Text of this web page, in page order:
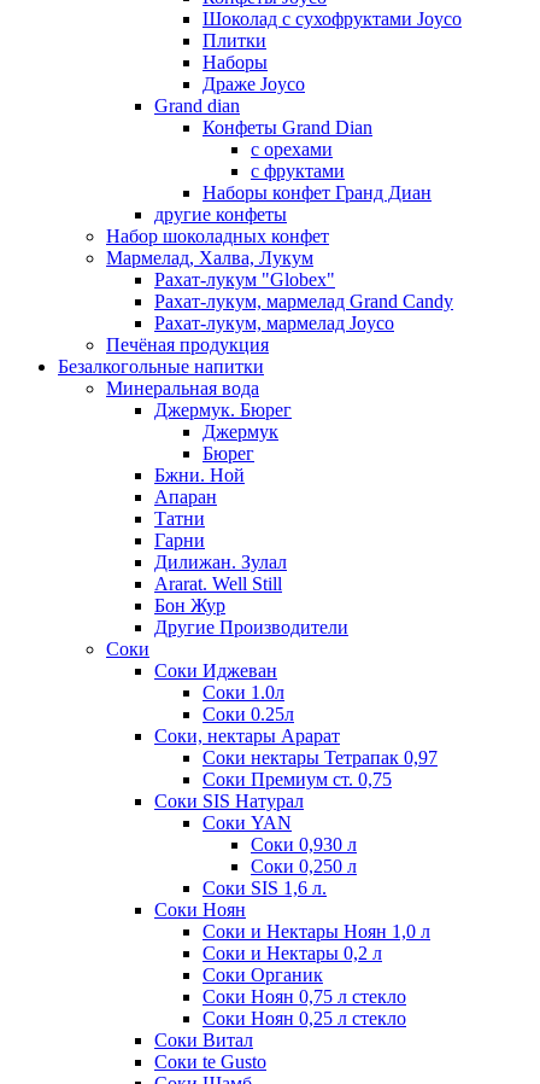
Шоколад с сухофруктами Joyco
Плитки
Наборы
Драже Joyco
Grand dian
Конфеты Grand Dian
с орехами
с фруктами
Наборы конфет Гранд Диан
другие конфеты
Набор шоколадных конфет
Мармелад, Халва, Лукум
Рахат-лукум "Globex"
Рахат-лукум, мармелад Grand Candy
Рахат-лукум, мармелад Joyco
Печёная продукция
Безалкогольные напитки
Минеральная вода
Джермук. Бюрег
Джермук
Бюрег
Бжни. Ной
Апаран
Татни
Гарни
Дилижан. Зулал
Ararat. Well Still
Бон Жур
Другие Производители
Соки
Соки Иджеван
Соки 1.0л
Соки 0.25л
Соки, нектары Арарат
Соки нектары Тетрапак 0,97
Соки Премиум ст. 0,75
Соки SIS Натурал
Соки YAN
Соки 0,930 л
Соки 0,250 л
Соки SIS 1,6 л.
Соки Ноян
Соки и Нектары Ноян 1,0 л
Соки и Нектары 0,2 л
Соки Органик
Соки Ноян 0,75 л стекло
Соки Ноян 0,25 л стекло
Соки Витал
Соки te Gusto